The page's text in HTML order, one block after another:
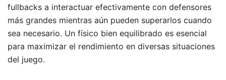
fullbacks a interactuar efectivamente con defensores
más grandes mientras aún pueden superarlos cuando
sea necesario. Un físico bien equilibrado es esencial
para maximizar el rendimiento en diversas situaciones
del juego.